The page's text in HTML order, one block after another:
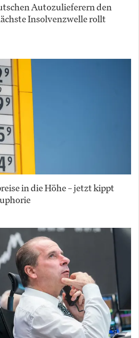
Autozulieferern den
Insolvenzwelle rollt
in die Höhe – jetzt kippt